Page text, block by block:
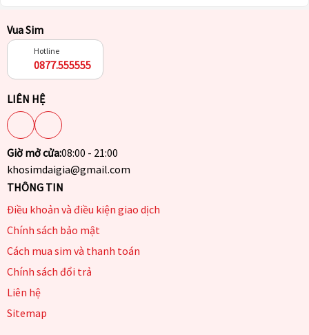
Vua Sim
Hotline
0877.555555
LIÊN HỆ
Giờ mở cửa:08:00 - 21:00
khosimdaigia@gmail.com
THÔNG TIN
Điều khoản và điều kiện giao dịch
Chính sách bảo mật
Cách mua sim và thanh toán
Chính sách đổi trả
Liên hệ
Sitemap